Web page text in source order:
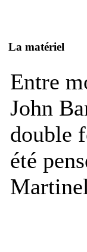
La matériel
Entre
John
double
été